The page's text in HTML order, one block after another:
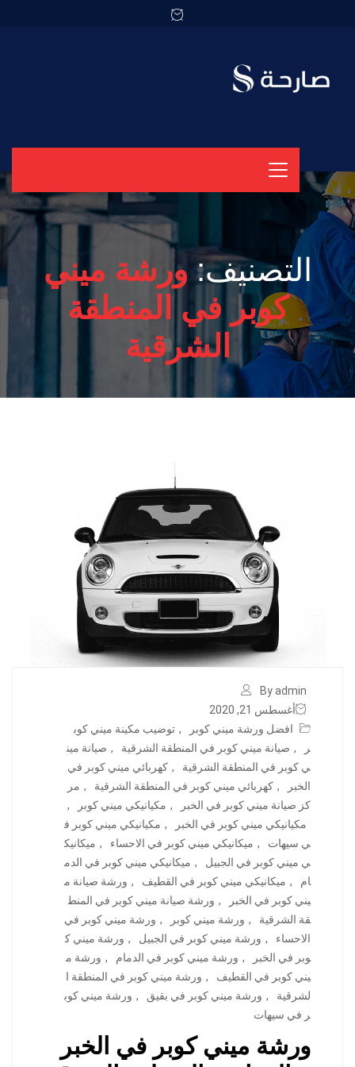
التصنيف: ورشة ميني
كوبر في المنطقة
الشرقية
By admin
أغسطس 21, 2020
افضل ورشة ميني كوبر
, توضيب مكينة ميني كوب
ر
, صيانة ميني كوبر في المنطقة الشرقية , صيانة مين
ي كوبر في المنطقة الشرقية
, كهربائي ميني كوبر في
الخبر
, كهربائي ميني كوبر في المنطقة الشرقية , مر
كز صيانة ميني كوبر في الخبر
, مكيانيكي ميني كوبر
,
مكيانيكي ميني كوبر في الخبر
, مكيانيكي ميني كوبر ف
ي سيهات
, ميكانيكي ميني كوبر في الاحساء , ميكانيك
ي ميني كوبر في الجبيل
, ميكانيكي ميني كوبر في الدم
ام
, ميكانيكي ميني كوبر في القطيف , ورشة صيانة م
يني كوبر في الخبر
, ورشة صيانة ميني كوبر في المنط
قة الشرقية
, ورشة ميني كوبر , ورشة ميني كوبر في
الاحساء
, ورشة ميني كوبر في الجبيل , ورشة ميني ك
وبر في الخبر
, ورشة ميني كوبر في الدمام , ورشة م
يني كوبر في القطيف
, ورشة ميني كوبر في المنطقة ا
لشرقية
, ورشة ميني كوبر في بقيق , ورشة ميني كوب
ر في سيهات
ورشة ميني كوبر في الخبر